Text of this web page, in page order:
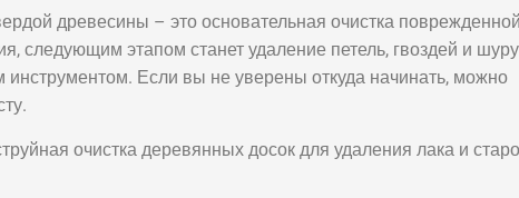
древесины – это основательная очистка поврежденной
следующим этапом станет удаление петель, гвоздей и
Если вы не уверены откуда начинать, можно
очистка деревянных досок для удаления лака и